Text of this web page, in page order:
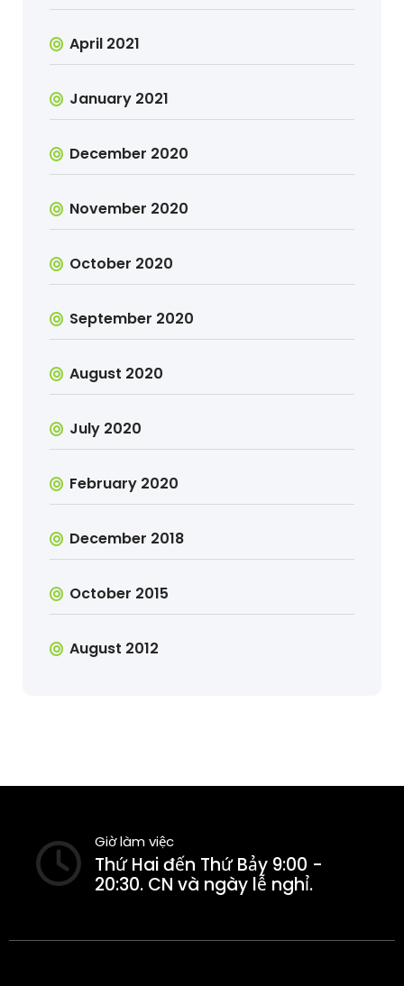
April 2021
January 2021
December 2020
November 2020
October 2020
September 2020
August 2020
July 2020
February 2020
December 2018
October 2015
August 2012
Giờ làm việc
Thứ Hai đến Thứ Bảy 9:00 -
20:30. CN và ngày lễ nghỉ.